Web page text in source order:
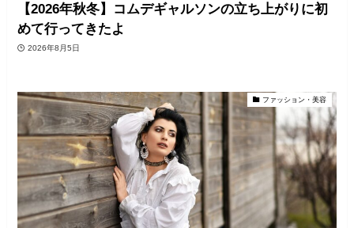
【2026年秋冬】コムデギャルソンの立ち上がりに初
めて行ってきたよ
2026年8月5日
ファッション・美容